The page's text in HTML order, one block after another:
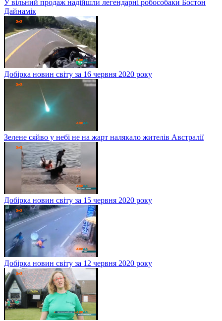
У вільний продаж надійшли легендарні робособаки Бостон
Дайнамік
Добірка новин світу за 16 червня 2020 року
Зелене сяйво у небі не на жарт налякало жителів Австралії
Добірка новин світу за 15 червня 2020 року
Добірка новин світу за 12 червня 2020 року